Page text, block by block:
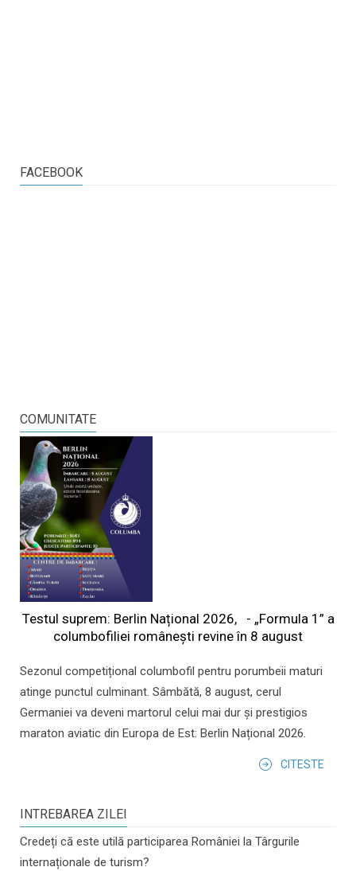
FACEBOOK
COMUNITATE
Testul suprem: Berlin Național 2026, - „Formula 1” a
columbofiliei româneşti revine în 8 august
Sezonul competițional columbofil pentru porumbeii maturi
atinge punctul culminant. Sâmbătă, 8 august, cerul
Germaniei va deveni martorul celui mai dur și prestigios
maraton aviatic din Europa de Est: Berlin Național 2026.
CITESTE
INTREBAREA ZILEI
Credeți că este utilă participarea României la Târgurile
internaționale de turism?